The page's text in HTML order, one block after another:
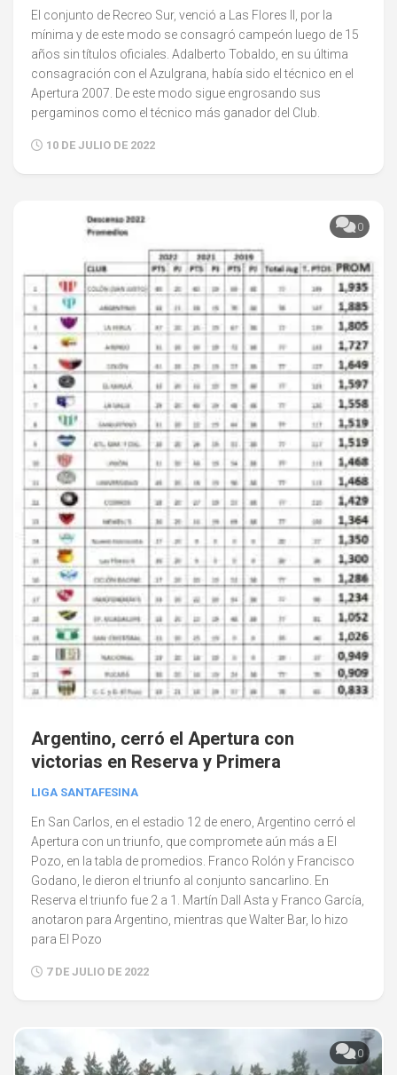
El conjunto de Recreo Sur, venció a Las Flores II, por la
mínima y de este modo se consagró campeón luego de 15
años sin títulos oficiales. Adalberto Tobaldo, en su última
consagración con el Azulgrana, había sido el técnico en el
Apertura 2007. De este modo sigue engrosando sus
pergaminos como el técnico más ganador del Club.
10 DE JULIO DE 2022
0
Argentino, cerró el Apertura con
victorias en Reserva y Primera
LIGA SANTAFESINA
En San Carlos, en el estadio 12 de enero, Argentino cerró el
Apertura con un triunfo, que compromete aún más a El
Pozo, en la tabla de promedios. Franco Rolón y Francisco
Godano, le dieron el triunfo al conjunto sancarlino. En
Reserva el triunfo fue 2 a 1. Martín Dall Asta y Franco García,
anotaron para Argentino, mientras que Walter Bar, lo hizo
para El Pozo
7 DE JULIO DE 2022
0